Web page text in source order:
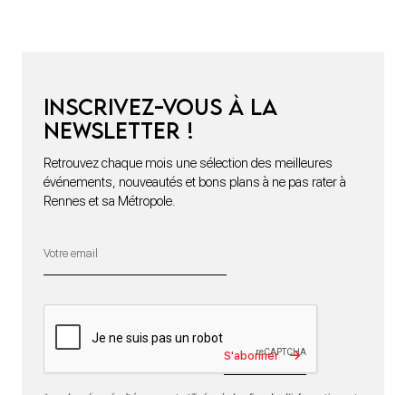
Inscrivez-vous à la
newsletter !
Retrouvez chaque mois une sélection des meilleures
événements, nouveautés et bons plans à ne pas rater à
Rennes et sa Métropole.
S'abonner